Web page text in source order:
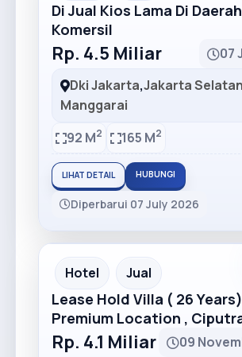
Di Jual Kios Lama Di Daerah
Komersil
Rp. 4.5 Miliar
07
Dki Jakarta,Jakarta Selatan
Manggarai
92 M2 165 M2
LIHAT DETAIL HUBUNGI
Diperbarui 07 July 2026
Recommended
Hotel Jual
Lease Hold Villa ( 26 Years)
Premium Location ,
Rp. 4.1 Miliar
09